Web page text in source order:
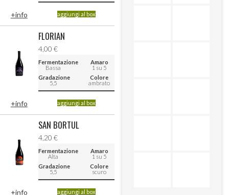
+info aggiungi al box
FLORIAN
4,00 €
Fermentazione
Bassa
Amaro
1 su 5
Gradazione
5,5
Colore
ambrato
+info aggiungi al box
SAN BORTUL
4,20 €
Fermentazione
Alta
Amaro
1 su 5
Gradazione
5,5
Colore
scuro
+info aggiungi al box